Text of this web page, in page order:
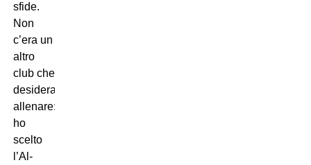
sfide.
Non
c’era un
altro
club che
desiderassi
allenare:
ho
scelto
l’Al-